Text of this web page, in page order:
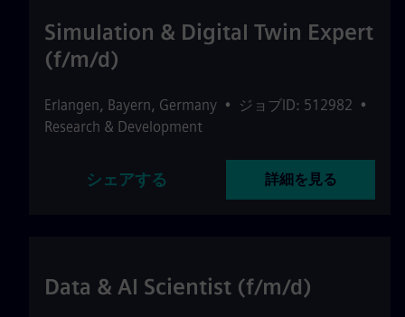
Simulation & Digital Twin Expert
(f/m/d)
Erlangen, Bayern, Germany • ジョブID: 512982 •
Research & Development
シェアする 詳細を見る
Data & AI Scientist (f/m/d)